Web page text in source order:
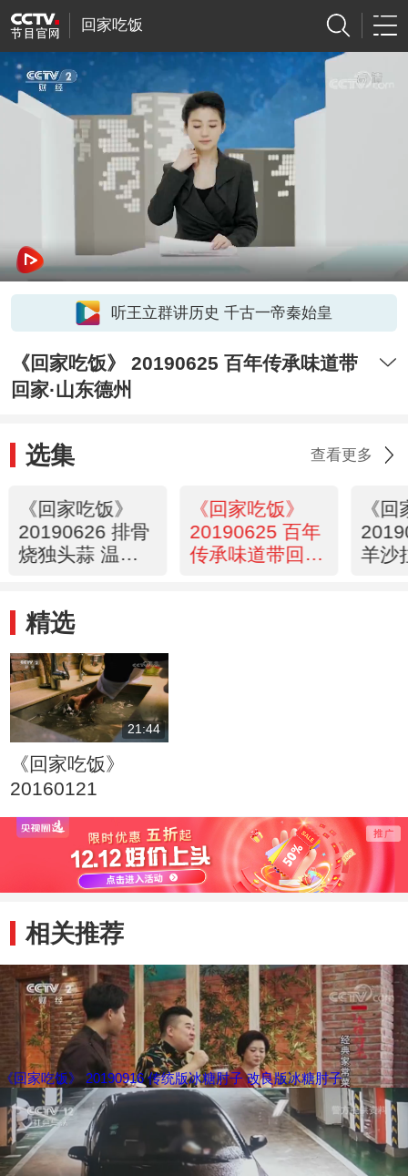
回家吃饭
听王立群讲历史 千古一帝秦始皇
《回家吃饭》 20190625 百年传承味道带
回家·山东德州
选集 查看更多
《回家吃饭》
20190626 排骨
烧独头蒜 温拌
《回家吃饭》
20190625 百年
传承味道带回家
《
羊沙
精选
21:44
《回家吃饭》
20160121
相关推荐
《回家吃饭》 20190916 传统版冰糖肘子 改良版冰糖肘子